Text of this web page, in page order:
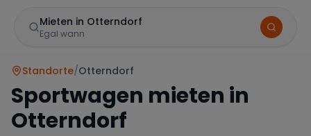
Mieten in Otterndorf
Egal wann
Standorte/Otterndorf
Sportwagen mieten in
Otterndorf